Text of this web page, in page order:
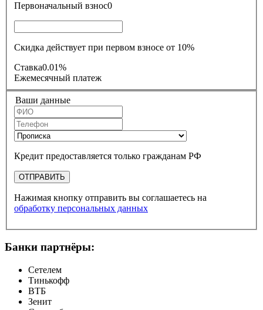
Первоначальный взнос0
Скидка действует при первом взносе от 10%
Ставка0.01%
Ежемесячный платеж
Ваши данные
Кредит предоставляется только гражданам РФ
ОТПРАВИТЬ
Нажимая кнопку отправить вы соглашаетесь на
обработку персональных данных
Банки партнёры:
Сетелем
Тинькофф
ВТБ
Зенит